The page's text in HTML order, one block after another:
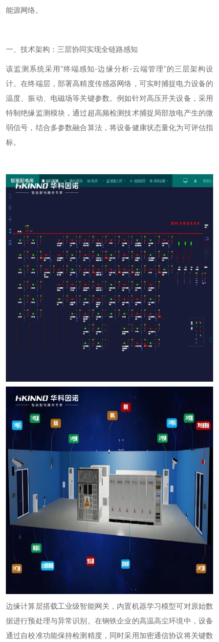
能源网络。
一、技术架构：三层协同实现全链路感知
该监测系统采用"终端感知-边缘分析-云端管理"的三层架构设
计。在终端层，部署高精度传感器网络，可实时捕捉电力设备的
温度、振动、电磁场等关键参数。例如针对高压开关设备，采用
特制绝缘监测模块，通过超高频检测技术捕捉局部放电产生的微
弱信号，结合多参数融合算法，将设备健康状态量化为可评估指
标。
边缘计算层搭载工业级智能网关，内置机器学习模型可对原始数
据进行预处理与异常识别。在钢铁企业的高温高尘环境中，设备
通过自校准功能保持检测精度，同时采用加密通信协议将关键数